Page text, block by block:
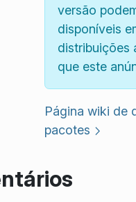
versão
disponíveis
distribuições
que este
Página wiki de
pacotes